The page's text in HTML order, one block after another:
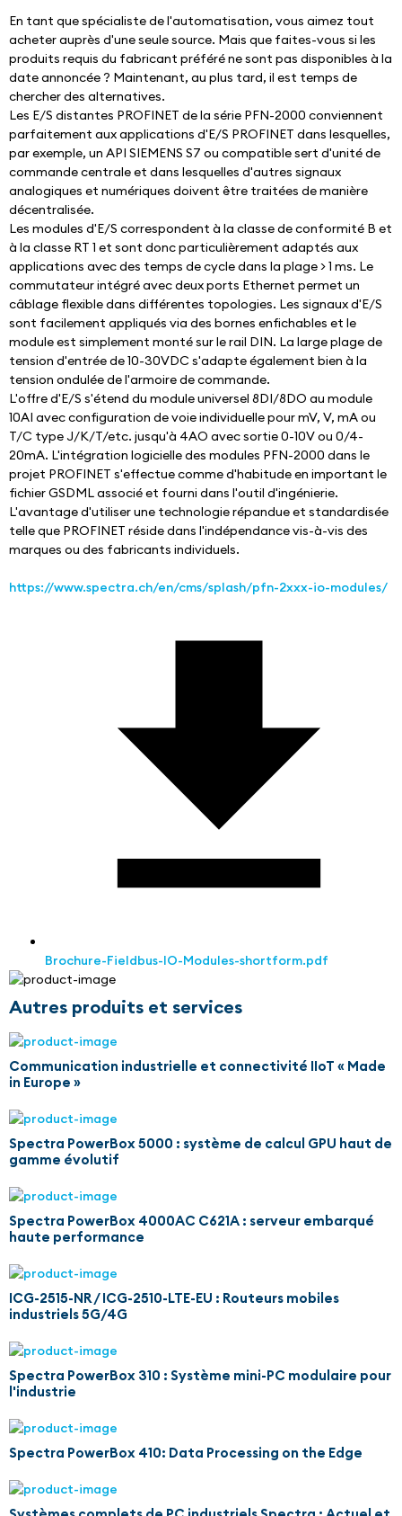
En tant que spécialiste de l'automatisation, vous aimez tout
acheter auprès d'une seule source. Mais que faites-vous si les
produits requis du fabricant préféré ne sont pas disponibles à la
date annoncée ? Maintenant, au plus tard, il est temps de
chercher des alternatives.
Les E/S distantes PROFINET de la série PFN-2000 conviennent
parfaitement aux applications d'E/S PROFINET dans lesquelles,
par exemple, un API SIEMENS S7 ou compatible sert d'unité de
commande centrale et dans lesquelles d'autres signaux
analogiques et numériques doivent être traitées de manière
décentralisée.
Les modules d'E/S correspondent à la classe de conformité B et
à la classe RT 1 et sont donc particulièrement adaptés aux
applications avec des temps de cycle dans la plage > 1 ms. Le
commutateur intégré avec deux ports Ethernet permet un
câblage flexible dans différentes topologies. Les signaux d'E/S
sont facilement appliqués via des bornes enfichables et le
module est simplement monté sur le rail DIN. La large plage de
tension d'entrée de 10-30VDC s'adapte également bien à la
tension ondulée de l'armoire de commande.
L'offre d'E/S s'étend du module universel 8DI/8DO au module
10AI avec configuration de voie individuelle pour mV, V, mA ou
T/C type J/K/T/etc. jusqu'à 4AO avec sortie 0-10V ou 0/4-
20mA. L'intégration logicielle des modules PFN-2000 dans le
projet PROFINET s'effectue comme d'habitude en important le
fichier GSDML associé et fourni dans l'outil d'ingénierie.
L'avantage d'utiliser une technologie répandue et standardisée
telle que PROFINET réside dans l'indépendance vis-à-vis des
marques ou des fabricants individuels.
https://www.spectra.ch/en/cms/splash/pfn-2xxx-io-modules/
Brochure-Fieldbus-IO-Modules-shortform.pdf
Autres produits et services
Communication industrielle et connectivité IIoT « Made
in Europe »
Spectra PowerBox 5000 : système de calcul GPU haut de
gamme évolutif
Spectra PowerBox 4000AC C621A : serveur embarqué
haute performance
ICG-2515-NR / ICG-2510-LTE-EU : Routeurs mobiles
industriels 5G/4G
Spectra PowerBox 310 : Système mini-PC modulaire pour
l'industrie
Spectra PowerBox 410: Data Processing on the Edge